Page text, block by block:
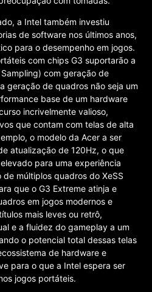
a Intel também investiu
de software nos últimos anos,
para o desempenho em jogos.
com chips G3 suportarão a
com geração de
geração de quadros não seja um
base de um hardware
incrivelmente valioso,
que contam com telas de alta
o modelo da Acer a ser
atualização de 120Hz, o que
para uma experiência
múltiplos quadros do XeSS
que o G3 Extreme atinja e
em jogos modernos e
mais leves ou retrô,
e a fluidez do gameplay a um
o potencial total dessas telas
de hardware e
para o que a Intel espera ser
jogos portáteis.